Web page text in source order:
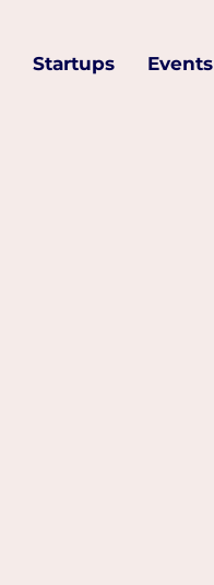
Startups Events